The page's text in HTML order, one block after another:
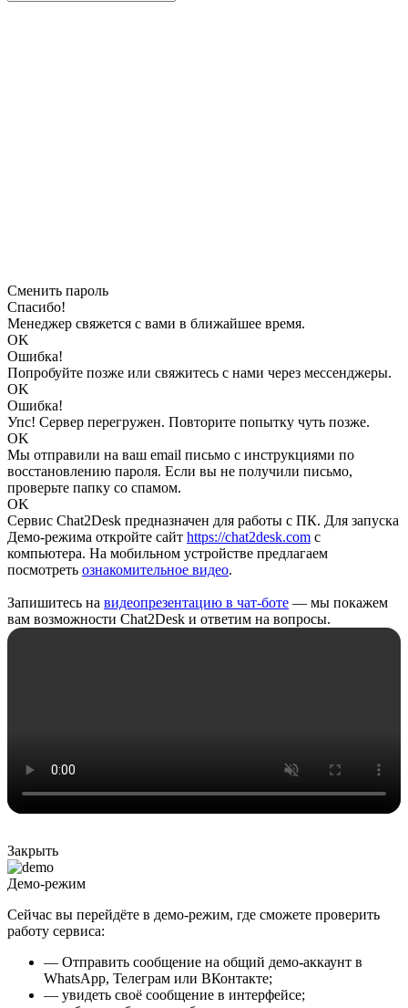
Сменить пароль
Спасибо!
Менеджер свяжется с вами в ближайшее время.
OK
Ошибка!
Попробуйте позже или свяжитесь с нами через мессенджеры.
OK
Ошибка!
Упс! Сервер перегружен. Повторите попытку чуть позже.
OK
Мы отправили на ваш email письмо с инструкциями по
восстановлению пароля. Если вы не получили письмо,
проверьте папку со спамом.
OK
Сервис Chat2Desk предназначен для работы с ПК. Для запуска
Демо-режима откройте сайт https://chat2desk.com с
компьютера. На мобильном устройстве предлагаем
посмотреть ознакомительное видео.
Запишитесь на видеопрезентацию в чат-боте — мы покажем
вам возможности Chat2Desk и ответим на вопросы.
Закрыть
Демо-режим
Сейчас вы перейдёте в демо-режим, где сможете проверить
работу сервиса:
— Отправить сообщение на общий демо-аккаунт в
WhatsApp, Телеграм или ВКонтакте;
— увидеть своё сообщение в интерфейсе;